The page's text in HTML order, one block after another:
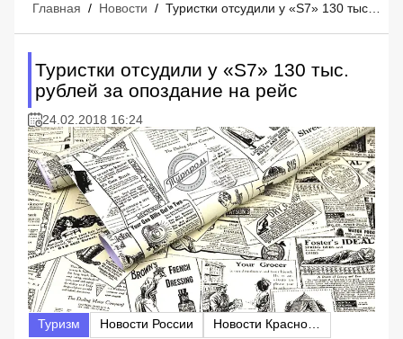
Главная / Новости /
Туристки отсудили у «S7» 130 тыс.
рублей за опоздание на рейс
24.02.2018 16:24
Туризм Новости России